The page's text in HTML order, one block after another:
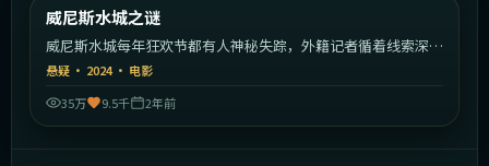
热门
威尼斯水城之谜
威尼斯水城每年狂欢节都有人神秘失踪，外籍记者循着线索深入
运河。
悬疑 · 2024· 电影
35万
9.5千 2年前